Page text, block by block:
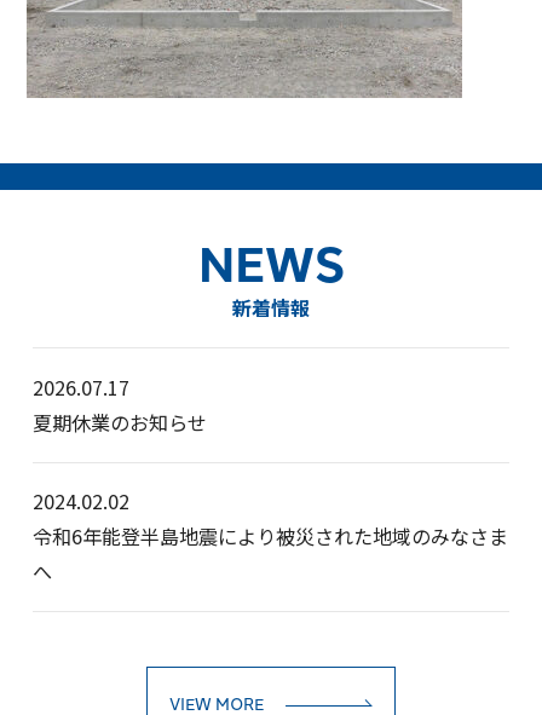
NEWS
新着情報
2026.07.17
夏期休業のお知らせ
2024.02.02
令和6年能登半島地震により被災された地域のみなさま
へ
VIEW MORE